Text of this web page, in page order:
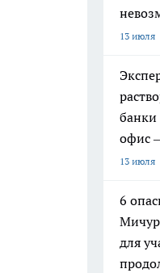
13 июля
банки
офис
13 июля
6
для